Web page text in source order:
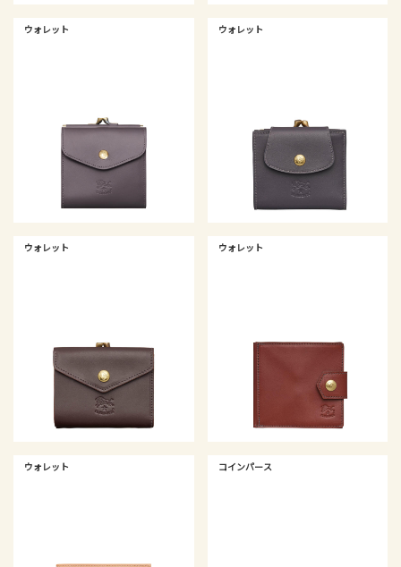
ウォレット ウォレット
ウォレット ウォレット
ウォレット コインパース